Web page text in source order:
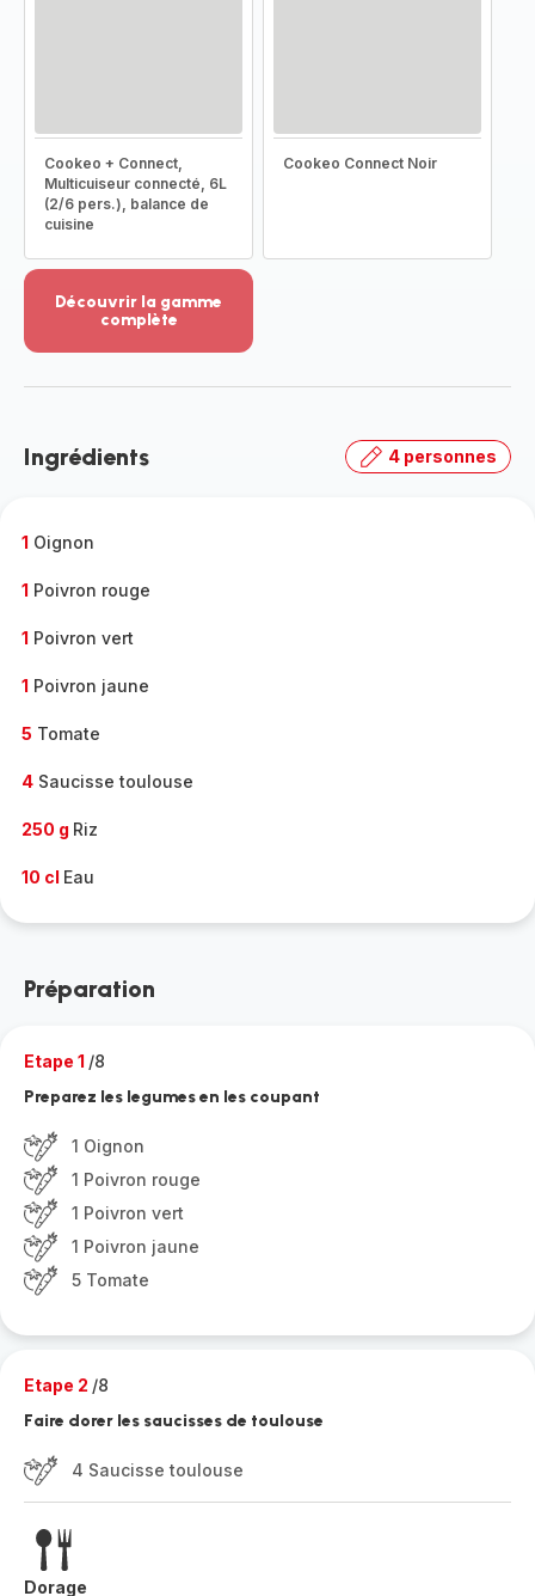
Cookeo + Connect,
Multicuiseur connecté, 6L
(2/6 pers.), balance de
cuisine
Cookeo Connect Noir
Découvrir la gamme
complète
-
gamme
Ingrédients 4 personnes
1 Oignon
1 Poivron rouge
1 Poivron vert
1 Poivron jaune
5 Tomate
4 Saucisse toulouse
250 g Riz
10 cl Eau
Préparation
Etape 1 /8
Preparez les legumes en les coupant
1 Oignon
1 Poivron rouge
1 Poivron vert
1 Poivron jaune
5 Tomate
Etape 2 /8
Faire dorer les saucisses de toulouse
4 Saucisse toulouse
Dorage